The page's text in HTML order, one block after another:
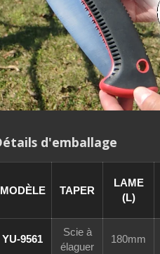
Cadre de scie à métaux avec
lame bimétallique HSS
d'emballage
MODÈLE TAPER
LAME
(L)
YU-9561
Scie à
élaguer
180mm